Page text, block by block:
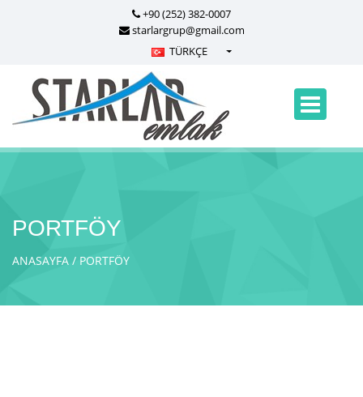
+90 (252) 382-0007
starlargrup@gmail.com
TÜRKÇE
Türkçe - Turkish
English - English
русский - Russian
PORTFÖY
ANASAYFA PORTFÖY